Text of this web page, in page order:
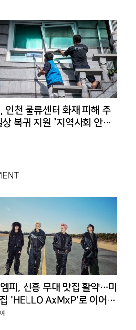
인천 물류센터 화재 피해 주
상 복귀 지원 “지역사회 안정
”
피, 신흥 무대 맛집 활약…미
'HELLO AxMxP'로 이어갈